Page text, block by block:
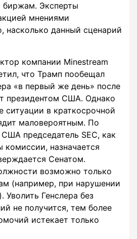
Эксперты
мнениями
насколько данный сценарий
компании Minestream
что Трамп пообещал
«в первый же день» после
президентом США. Однако
ситуации в краткосрочной
маловероятным. По
США председатель SEC, как
комиссии, назначается
Сенатом.
возможно только
(например, при нарушении
Уволить Генслера без
не получится, тем более
истекает только